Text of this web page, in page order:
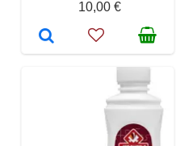
10,00 €